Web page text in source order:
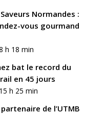
Normandes :
vous gourmand
h 18 min
bat le record du
en 45 jours
h 25 min
de l’UTMB